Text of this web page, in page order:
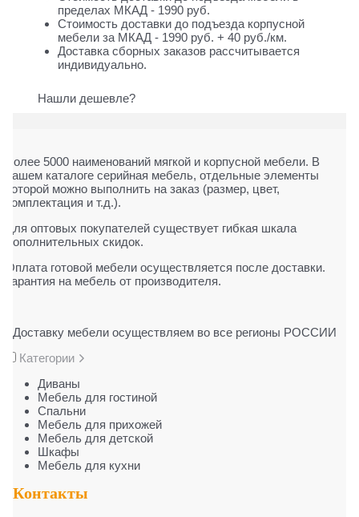
пределах МКАД - 1990 руб.
Стоимость доставки до подъезда корпусной
мебели за МКАД - 1990 руб. + 40 руб./км.
Доставка сборных заказов рассчитывается
индивидуально.
Нашли дешевле?
Более 5000 наименований мягкой и корпусной мебели. В
нашем каталоге серийная мебель, отдельные элементы
которой можно выполнить на заказ (размер, цвет,
комплектация и т.д.).
Для оптовых покупателей существует гибкая шкала
дополнительных скидок.
Оплата готовой мебели осуществляется после доставки.
Гарантия на мебель от производителя.
Доставку мебели осуществляем во все регионы РОССИИ
Категории
Диваны
Мебель для гостиной
Cпальни
Мебель для прихожей
Мебель для детской
Шкафы
Мебель для кухни
Контакты